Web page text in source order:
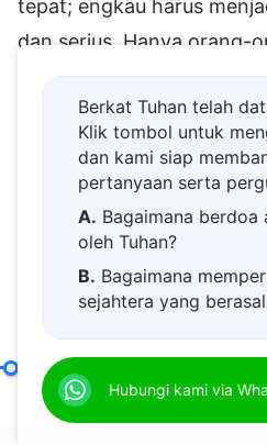
tepat; engkau harus
dan serius. Hanya orang-
punya rasa malu, dan
menyadari di dalam
melakukan banyak hal
memberontak terhadap
kebenaran,
besar—apakah kebenaran
Kebenaran tidak
mereka, dan tidak dapat
menegur mereka,
Berkat Tuhan telah
Klik tombol untuk
dan kami siap
pertanyaan serta
A. Bagaimana berdoa
oleh Tuhan?
B. Bagaimana
sejahtera yang
D.
dekat kepada Tuhan.
E.Bagaimana
Hubungi kami via